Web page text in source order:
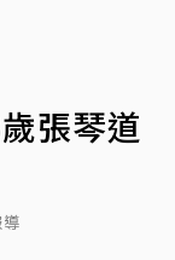
張琴道